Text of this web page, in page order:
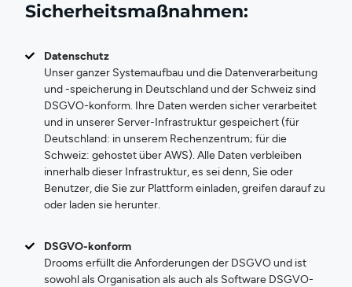
Sicherheitsmaßnahmen:
Datenschutz
Unser ganzer Systemaufbau und die Datenverarbeitung
und -speicherung in Deutschland und der Schweiz sind
DSGVO-konform. Ihre Daten werden sicher verarbeitet
und in unserer Server-Infrastruktur gespeichert (für
Deutschland: in unserem Rechenzentrum; für die
Schweiz: gehostet über AWS). Alle Daten verbleiben
innerhalb dieser Infrastruktur, es sei denn, Sie oder
Benutzer, die Sie zur Plattform einladen, greifen darauf zu
oder laden sie herunter.
DSGVO-konform
Drooms erfüllt die Anforderungen der DSGVO und ist
sowohl als Organisation als auch als Software DSGVO-